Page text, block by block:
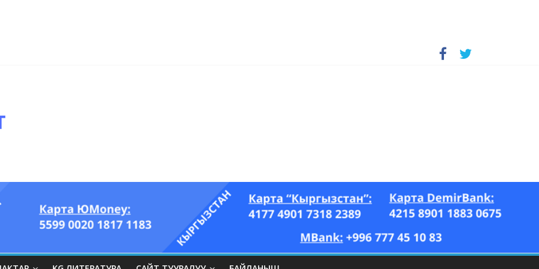
өпкөсүнө, бөйрөгүнө суук тийгизип алган…” (Динара БЕЙШЕНАЛИЕВА, “Азия Ньюс” гезити, 26.07–17.08.2023-ж.)